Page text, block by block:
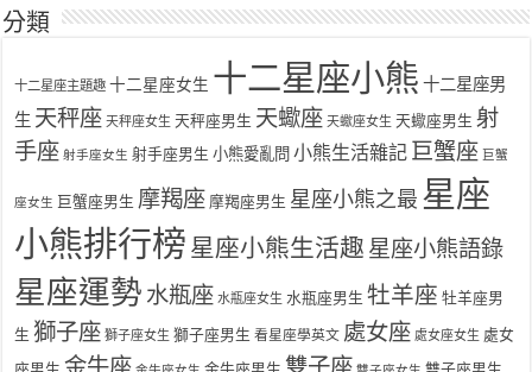
分類
十二星座主題趣 十二星座女生 十二星座小熊 十二星座男
生 天秤座 天秤座女生 天秤座男生 天蠍座 天蠍座女生 天蠍座男生 射
手座 射手座女生 射手座男生 小熊愛亂問 小熊生活雜記 巨蟹座 巨蟹
座女生 巨蟹座男生 摩羯座 摩羯座男生 星座小熊之最 星座
小熊排行榜 星座小熊生活趣 星座小熊語錄
星座運勢 水瓶座 水瓶座女生 水瓶座男生 牡羊座 牡羊座男
生 獅子座 獅子座女生 獅子座男生 看星座學英文 處女座 處女座女生 處女